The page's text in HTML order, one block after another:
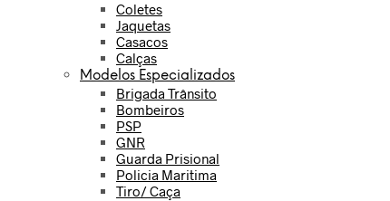
Coletes
Jaquetas
Casacos
Calças
Modelos Especializados
Brigada Trânsito
Bombeiros
PSP
GNR
Guarda Prisional
Policia Maritima
Tiro/ Caça